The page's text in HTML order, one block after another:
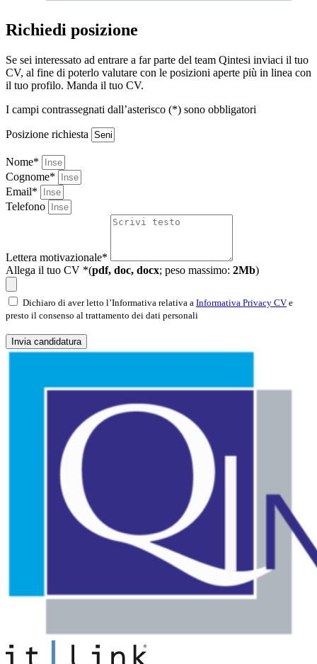
Richiedi posizione
Se sei interessato ad entrare a far parte del team Qintesi inviaci il tuo
CV, al fine di poterlo valutare con le posizioni aperte più in linea con
il tuo profilo. Manda il tuo CV.
I campi contrassegnati dall’asterisco (*) sono obbligatori
Posizione richiesta
Nome*
Cognome*
Email*
Telefono
Lettera motivazionale*
Allega il tuo CV *(pdf, doc, docx; peso massimo: 2Mb)
Dichiaro di aver letto l’Informativa relativa a Informativa Privacy CV e
presto il consenso al trattamento dei dati personali
Invia candidatura